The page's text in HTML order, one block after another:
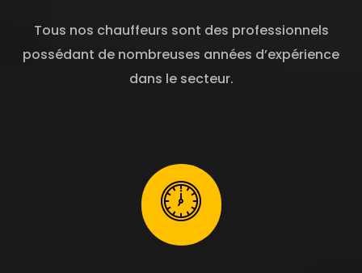
Tous nos chauffeurs sont des professionnels
possédant de nombreuses années d’expérience
dans le secteur.